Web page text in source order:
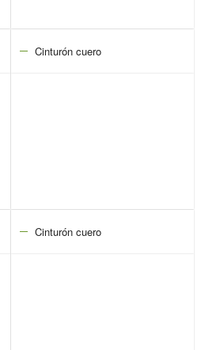
Cinturón cuero
Cinturón cuero